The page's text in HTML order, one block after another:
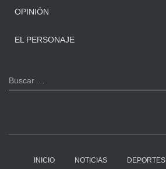
OPINIÓN
EL PERSONAJE
B
u
Buscar …
INICIO NOTICIAS DEPORTES